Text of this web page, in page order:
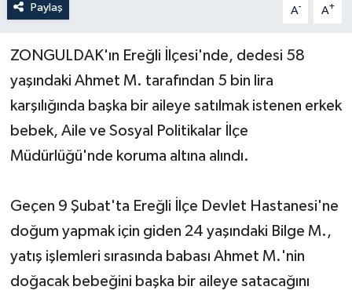
Paylaş A- A+
ZONGULDAK'ın Ereğli İlçesi'nde, dedesi 58
yaşındaki Ahmet M. tarafından 5 bin lira
karşılığında başka bir aileye satılmak istenen erkek
bebek, Aile ve Sosyal Politikalar İlçe
Müdürlüğü'nde koruma altına alındı.
Geçen 9 Şubat'ta Ereğli İlçe Devlet Hastanesi'ne
doğum yapmak için giden 24 yaşındaki Bilge M.,
yatış işlemleri sırasında babası Ahmet M.'nin
doğacak bebeğini başka bir aileye satacağını
Yerel Yönetimler
DÜNYA
YEREL